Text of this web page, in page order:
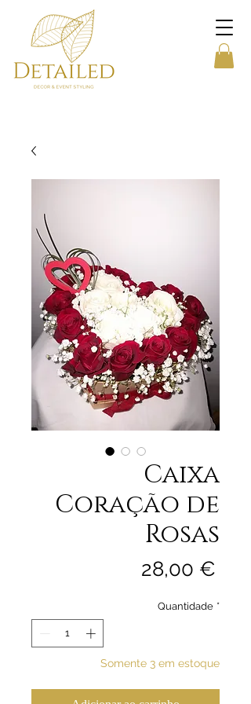
Caixa
Coração de
Rosas
28,00 €
Quantidade *
Somente 3 em estoque